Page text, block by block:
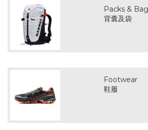
Packs &
背囊及袋
Footwear
鞋履